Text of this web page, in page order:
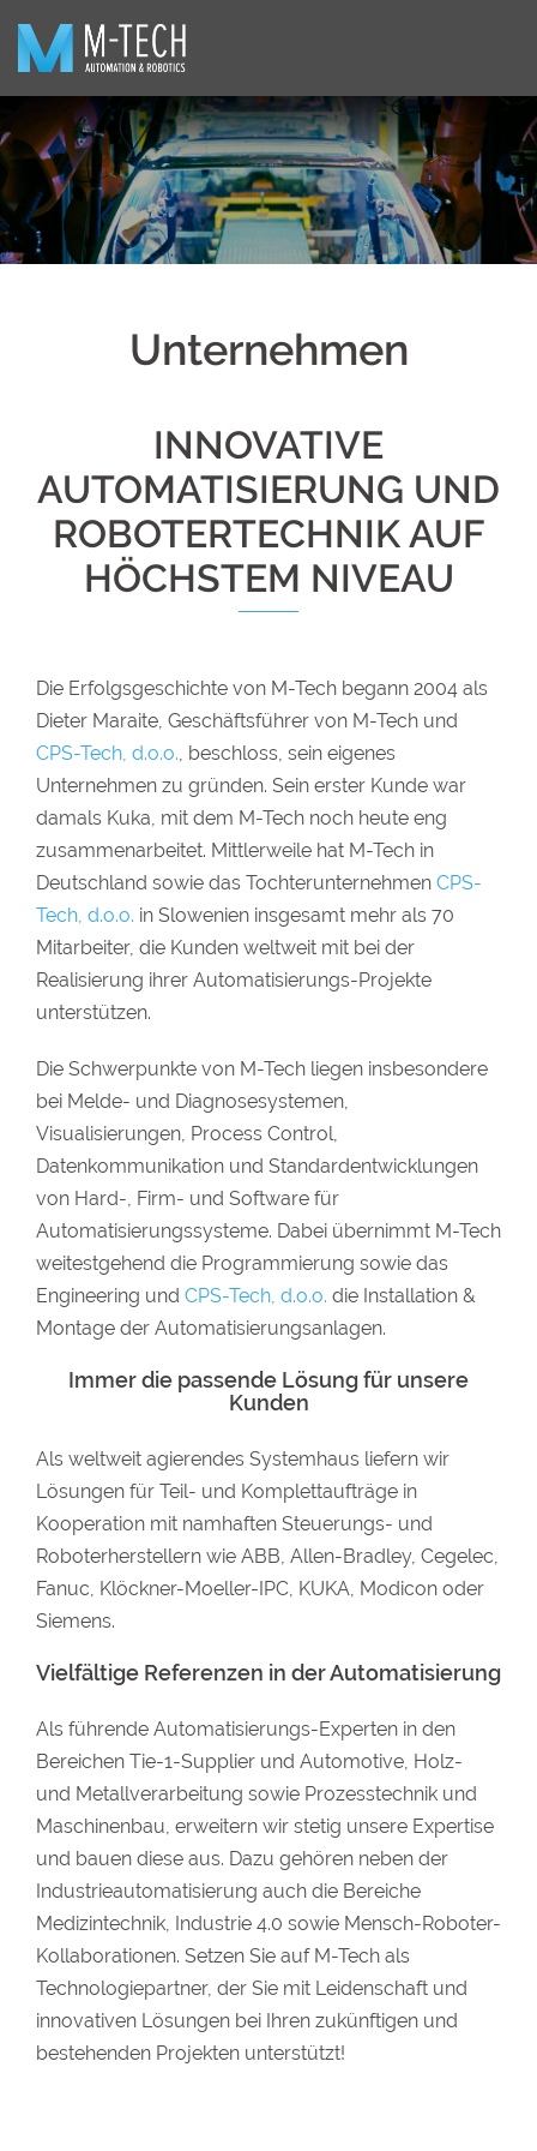
Inhalt
Unternehmen
INNOVATIVE
AUTOMATISIERUNG UND
ROBOTERTECHNIK AUF
HÖCHSTEM NIVEAU
Die Erfolgsgeschichte von M-Tech begann 2004 als
Dieter Maraite, Geschäftsführer von M-Tech und
CPS-Tech, d.o.o., beschloss, sein eigenes
Unternehmen zu gründen. Sein erster Kunde war
damals Kuka, mit dem M-Tech noch heute eng
zusammenarbeitet. Mittlerweile hat M-Tech in
Deutschland sowie das Tochterunternehmen CPS-
Tech, d.o.o. in Slowenien insgesamt mehr als 70
Mitarbeiter, die Kunden weltweit mit bei der
Realisierung ihrer Automatisierungs-Projekte
unterstützen.
Die Schwerpunkte von M-Tech liegen insbesondere
bei Melde- und Diagnosesystemen,
Visualisierungen, Process Control,
Datenkommunikation und Standardentwicklungen
von Hard-, Firm- und Software für
Automatisierungssysteme. Dabei übernimmt M-Tech
weitestgehend die Programmierung sowie das
Engineering und CPS-Tech, d.o.o. die Installation &
Montage der Automatisierungsanlagen.
Immer die passende Lösung für unsere
Kunden
Als weltweit agierendes Systemhaus liefern wir
Lösungen für Teil- und Komplettaufträge in
Kooperation mit namhaften Steuerungs- und
Roboterherstellern wie ABB, Allen-Bradley, Cegelec,
Fanuc, Klöckner-Moeller-IPC, KUKA, Modicon oder
Siemens.
Vielfältige Referenzen in derAutomatisierung
Als führende Automatisierungs-Experten in den
Bereichen Tie-1-Supplier und Automotive, Holz-
und Metallverarbeitung sowie Prozesstechnik und
Maschinenbau, erweitern wir stetig unsere Expertise
und bauen diese aus. Dazu gehören neben der
Industrieautomatisierung auch die Bereiche
Medizintechnik, Industrie 4.0 sowie Mensch-Roboter-
Kollaborationen. Setzen Sie auf M-Tech als
Technologiepartner, der Sie mit Leidenschaft und
innovativen Lösungen bei Ihren zukünftigen und
bestehenden Projekten unterstützt!